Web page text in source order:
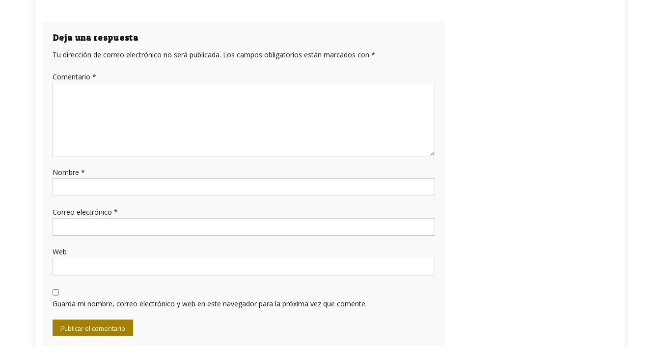
Deja una respuesta
Tu dirección de correo electrónico no será publicada. Los campos obligatorios están marcados con *
Comentario *
Nombre *
Correo electrónico *
Web
Guarda mi nombre, correo electrónico y web en este navegador para la próxima vez que comente.